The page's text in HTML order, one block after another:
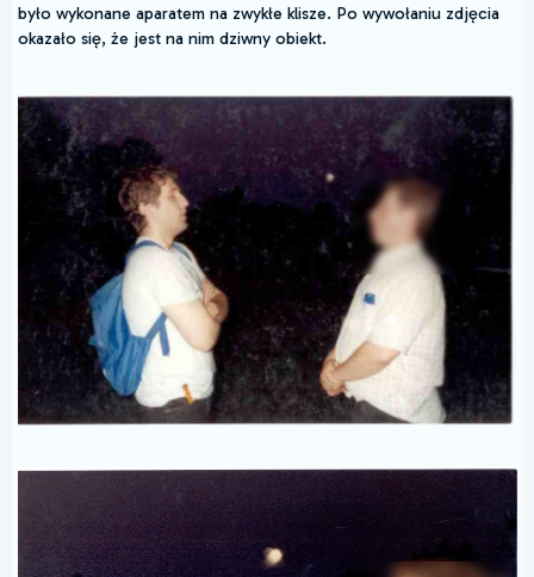
było wykonane aparatem na zwykłe klisze. Po wywołaniu zdjęcia
okazało się, że jest na nim dziwny obiekt.